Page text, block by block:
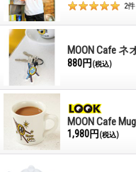
2件
MOON Cafe
880円 (税込)
MOON Cafe Mug
1,980円 (税込)